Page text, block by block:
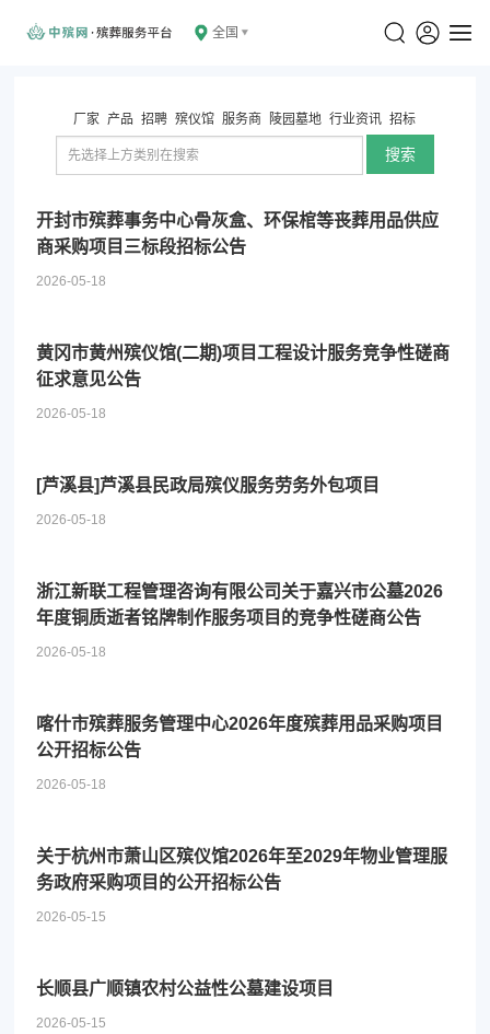
全国
厂家 产品 招聘 殡仪馆 服务商 陵园墓地 行业资讯 招标
搜索
开封市殡葬事务中心骨灰盒、环保棺等丧葬用品供应
商采购项目三标段招标公告
2026-05-18
黄冈市黄州殡仪馆(二期)项目工程设计服务竞争性磋商
征求意见公告
2026-05-18
[芦溪县]芦溪县民政局殡仪服务劳务外包项目
2026-05-18
浙江新联工程管理咨询有限公司关于嘉兴市公墓2026
年度铜质逝者铭牌制作服务项目的竞争性磋商公告
2026-05-18
喀什市殡葬服务管理中心2026年度殡葬用品采购项目
公开招标公告
2026-05-18
关于杭州市萧山区殡仪馆2026年至2029年物业管理服
务政府采购项目的公开招标公告
2026-05-15
长顺县广顺镇农村公益性公墓建设项目
2026-05-15